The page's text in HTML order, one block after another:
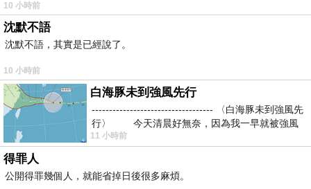
10 小時前
沈默不語
沈默不語，其實是已經說了。
10 小時前
白海豚未到強風先行
----------------------------------- 〈白海豚未到強風先
行〉 今天清晨好無奈，因為我一早就被強風
11 小時前
得罪人
公開得罪幾個人，就能省掉日後很多麻煩。